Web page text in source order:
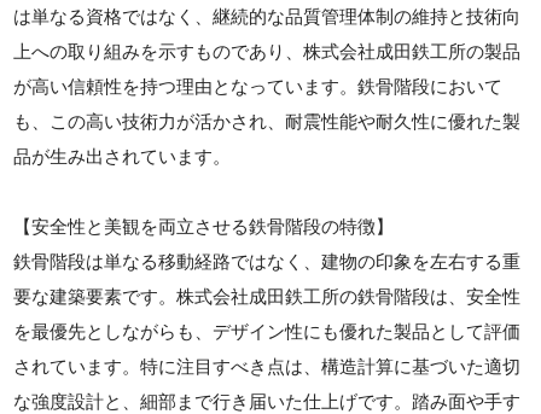
は単なる資格ではなく、継続的な品質管理体制の維持と技術向
上への取り組みを示すものであり、株式会社成田鉄工所の製品
が高い信頼性を持つ理由となっています。鉄骨階段において
も、この高い技術力が活かされ、耐震性能や耐久性に優れた製
品が生み出されています。
【安全性と美観を両立させる鉄骨階段の特徴】
鉄骨階段は単なる移動経路ではなく、建物の印象を左右する重
要な建築要素です。株式会社成田鉄工所の鉄骨階段は、安全性
を最優先としながらも、デザイン性にも優れた製品として評価
されています。特に注目すべき点は、構造計算に基づいた適切
な強度設計と、細部まで行き届いた仕上げです。踏み面や手す